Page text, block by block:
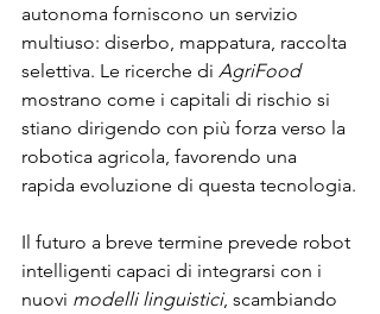
autonoma forniscono un servizio
multiuso: diserbo, mappatura, raccolta
selettiva. Le ricerche di AgriFood
mostrano come i capitali di rischio si
stiano dirigendo con più forza verso la
robotica agricola, favorendo una
rapida evoluzione di questa tecnologia.
Il futuro a breve termine prevede robot
intelligenti capaci di integrarsi con i
nuovi modelli linguistici, scambiando